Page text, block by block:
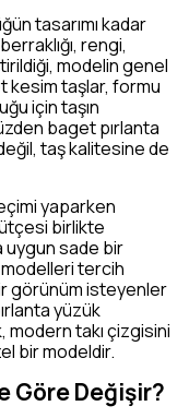
tasarımı kadar
rengi,
modelin genel
kesim taşlar, formu
için taşın
baget pırlanta
taş kalitesine de
yaparken
birlikte
uygun sade bir
tercih
görünüm isteyenler
yüzük
takı çizgisini
bir modeldir.
Göre Değişir?